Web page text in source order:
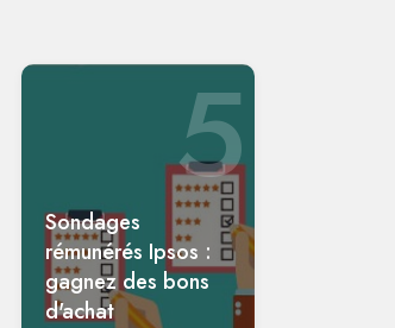
5
Sondages
rémunérés Ipsos :
gagnez des bons
d'achat